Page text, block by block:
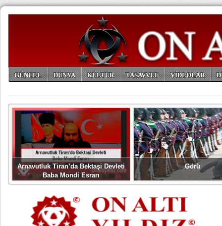
GÜNCEL DÜNYA KÜLTÜR TASAVVUF VİDEOLAR
Arnavutluk Tiran’da Bektaşi Devleti
Baba Mondi Esrarı
Görü